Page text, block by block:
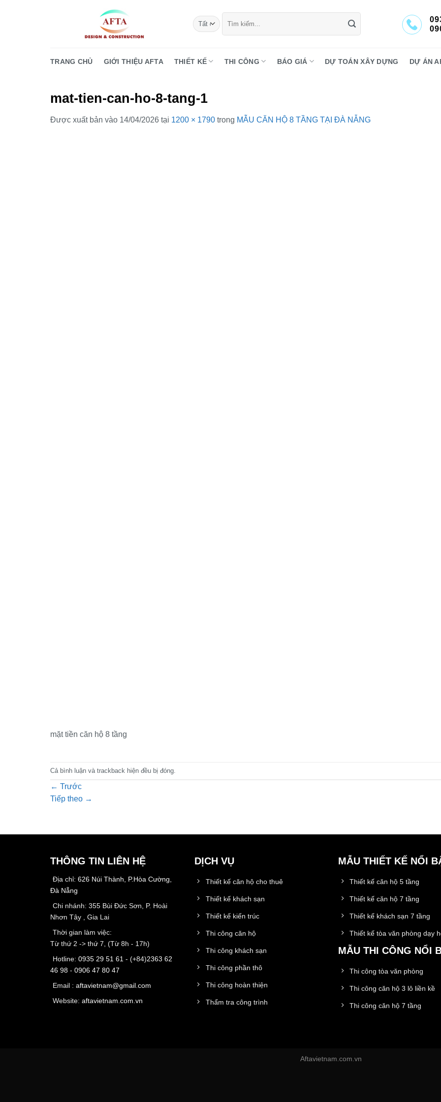
kiếm:
TRANG CHỦ GIỚI THIỆU AFTA THIẾT KẾ THI CÔNG BÁO GIÁ DỰ TOÁN XÂY DỰNG DỰ ÁN
mat-tien-can-ho-8-tang-1
Được xuất bản vào 14/04/2026 tại 1200 × 1790 trong MẪU CĂN HỘ 8 TẦNG TẠI ĐÀ NẴNG
mặt tiền căn hộ 8 tầng
Cả bình luận và trackback hiện đều bị đóng.
← Trước
Tiếp theo →
THÔNG TIN LIÊN HỆ
Địa chỉ: 626 Núi Thành, P.Hòa Cường,
Đà Nẵng
Chi nhánh: 355 Bùi Đức Sơn, P. Hoài
Nhơn Tây , Gia Lai
Thời gian làm việc:
Từ thứ 2 -> thứ 7, (Từ 8h - 17h)
Hotline: 0935 29 51 61 - (+84)2363 62
46 98 - 0906 47 80 47
Email : aftavietnam@gmail.com
Website: aftavietnam.com.vn
DỊCH VỤ
Thiết kế căn hộ cho thuê
Thiết kế khách sạn
Thiết kế kiến trúc
Thi công căn hộ
Thi công khách sạn
Thi công phần thô
Thi công hoàn thiện
Thẩm tra công trình
MẪU THIẾT KẾ NỔI
Thiết kế căn hộ 5 tầng
Thiết kế căn hộ 7 tầng
Thiết kế khách sạn 7 tầng
Thiết kế tòa văn phòng dạy
MẪU THI CÔNG NỔI
Thi công tòa văn phòng
Thi công căn hộ 3 lô liền kề
Thi công căn hộ 7 tầng
Aftavietnam.com.vn